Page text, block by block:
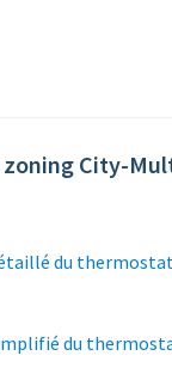
zoning City-